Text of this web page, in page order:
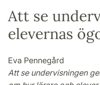
Att se
elevernas
Eva Pennegård
Att se undervisningen